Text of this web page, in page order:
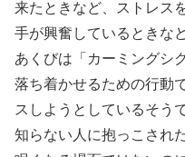
来たときなど、ストレス
手が興奮しているときな
あくびは「カーミングシ
落ち着かせるための行動
スしようとしているそう
知らない人に抱っこされ